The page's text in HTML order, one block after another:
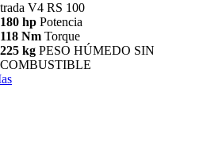
V4 RS 100
180 hp Potencia
118 Nm Torque
225 kg PESO HÚMEDO SIN
COMBUSTIBLE